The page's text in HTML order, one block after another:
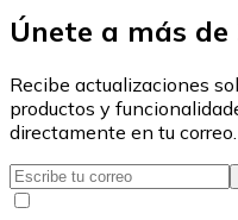
Únete a más
Recibe actualizaciones
productos y
directamente en tu correo.